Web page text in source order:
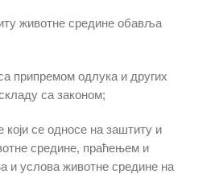
животне средине обавља
припремом одлука и других
са законом;
се односе на заштиту и
средине, праћењем и
и услова животне средине на